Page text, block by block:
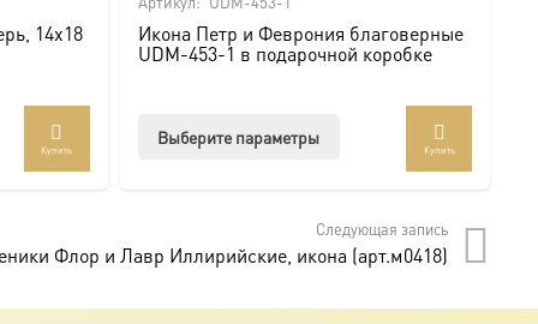
14х18
Купить
Икона Петр и Феврония благоверные
UDM-453-1 в подарочной коробке
Выберите параметры
вариаций.
Опции
Купить
Следующая запись
Флор и Лавр Иллирийские, икона (арт.м0418)